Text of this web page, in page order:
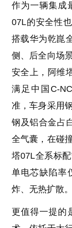
作为一辆集成
07L的安全性
搭载华为乾崑
侧、后全向场
安全上，阿维
满足中国C-
准，车身采用
钢及铝合金占
全气囊，在碰
塔07L全系标
单电芯缺陷率
炸、无热扩散。
更值得一提的